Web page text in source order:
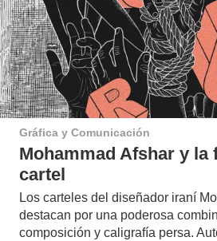
Gráfica y Comunicación
Mohammad Afshar y la
cartel
Los carteles del diseñador iraní
destacan por una poderosa
composición y caligrafía persa.